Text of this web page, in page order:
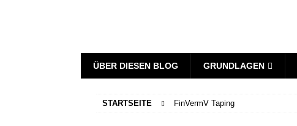
ÜBER DIESEN BLOG GRUNDLAGEN
STARTSEITE FinVermV Taping